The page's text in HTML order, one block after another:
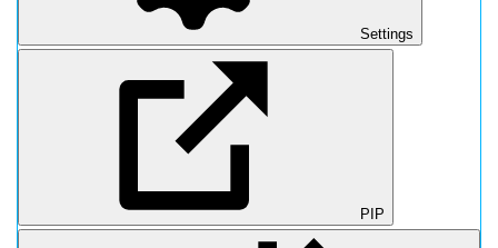
Settings
PIP